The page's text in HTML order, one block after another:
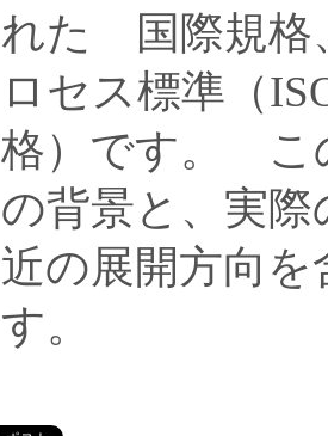
れた 国際規格
ロセス標準（
格）です。 こ
の背景と、実
近の展開方向
す。